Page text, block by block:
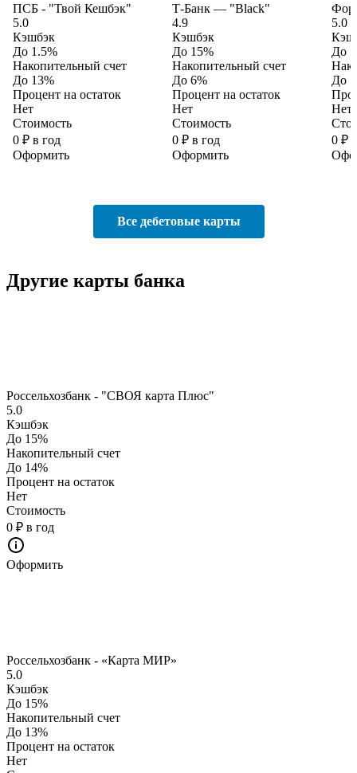
ПСБ - "Твой Кешбэк"
5.0
Кэшбэк
До 1.5%
Накопительный счет
До 13%
Процент на остаток
Нет
Стоимость
0 ₽ в год
Оформить
Т-Банк — "Black"
4.9
Кэшбэк
До 15%
Накопительный счет
До 6%
Процент на остаток
Нет
Стоимость
0 ₽ в год
Оформить
5.0
До
До
Нет
0 ₽
Все дебетовые карты
Другие карты банка
Россельхозбанк - "СВОЯ карта Плюс"
5.0
Кэшбэк
До 15%
Накопительный счет
До 14%
Процент на остаток
Нет
Стоимость
0 ₽ в год
Оформить
Россельхозбанк - «Карта МИР»
5.0
Кэшбэк
До 15%
Накопительный счет
До 13%
Процент на остаток
Нет